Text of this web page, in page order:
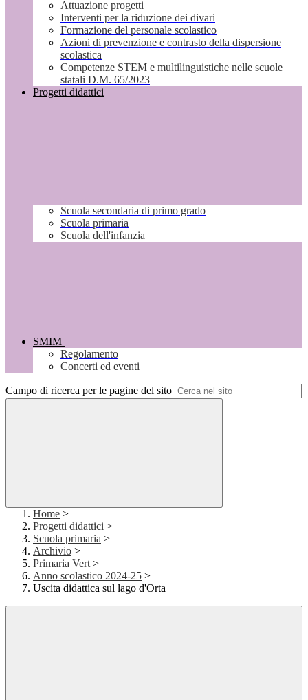
Attuazione progetti
Interventi per la riduzione dei divari
Formazione del personale scolastico
Azioni di prevenzione e contrasto della dispersione
scolastica
Competenze STEM e multilinguistiche nelle scuole
statali D.M. 65/2023
Progetti didattici
Scuola secondaria di primo grado
Scuola primaria
Scuola dell'infanzia
SMIM
Regolamento
Concerti ed eventi
Campo di ricerca per le pagine del sito
Home >
Progetti didattici >
Scuola primaria >
Archivio >
Primaria Vert >
Anno scolastico 2024-25 >
Uscita didattica sul lago d'Orta